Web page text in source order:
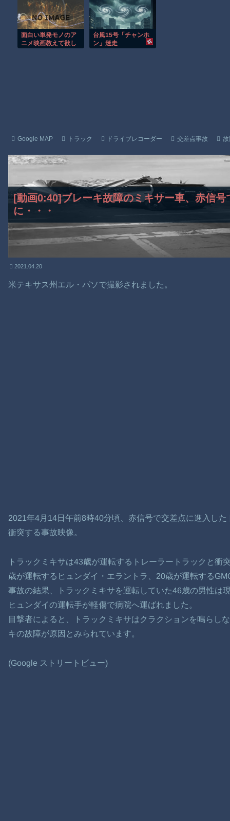
お前らがメイドイン韓国で認めてるもの 「キムチ」あと3つは？
AmazonのアツさMax！心も踊る「マンガ毎週末セール（50%還
【動画】これはお見事。中国重慶市で珍しい事故が撮影される。
の60歳男性、総武線
でリュックを前にし
て死角でチ●コポロン
シコシコ、女に精子
かけて逮捕
行くんやけど
さ・・・
面白い単発モノのア
ニメ映画教えて欲し
台風15号「チャンホ
ン」迷走
Google MAP トラック ドライブレコーダー 交差点事故
[動画0:40]ブレーキ故障のミキサー車、赤信
に・・・
2021.04.20
米テキサス州エル・パソで撮影されました。
2021年4月14日午前8時40分頃、赤信号で交差点に進入し
衝突する事故映像。
トラックミキサは43歳が運転するトレーラートラックと衝
歳が運転するヒュンダイ・エラントラ、20歳が運転する
事故の結果、トラックミキサを運転していた46歳の男性は
ヒュンダイの運転手が軽傷で病院へ運ばれました。
目撃者によると、トラックミキサはクラクションを鳴らし
キの故障が原因とみられています。
(Google ストリートビュー)